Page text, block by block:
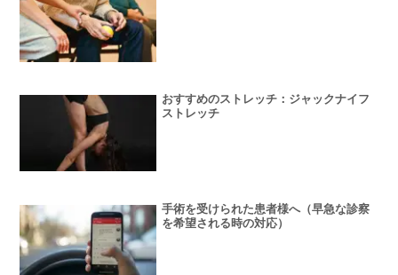
おすすめのストレッチ：ジャックナイフ
ストレッチ
手術を受けられた患者様へ（早急な診察
を希望される時の対応）